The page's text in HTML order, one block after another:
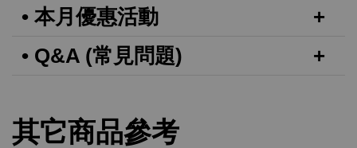
• 本月優惠活動
• Q&A (常見問題)
其它商品參考